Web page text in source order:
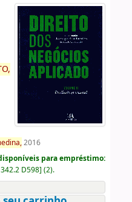
2016
para empréstimo:
342.2 D598] (2).